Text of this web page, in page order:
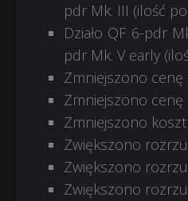
pdr Mk. III (ilość
Działo QF 6-pdr
pdr Mk. V early
Zmniejszono cenę
Zmniejszono cenę
Zmniejszono
Zwiększono
Zwiększono
Zwiększono